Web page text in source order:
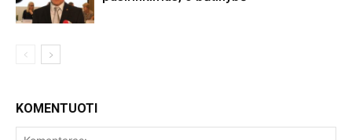
KOMENTUOTI